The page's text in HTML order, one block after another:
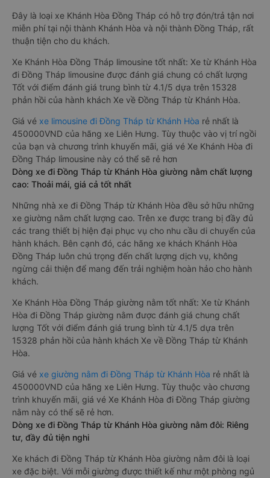
Đây là loại xe Khánh Hòa Đồng Tháp có hỗ trợ đón/trả tận nơi
miễn phí tại nội thành Khánh Hòa và nội thành Đồng Tháp, rất
thuận tiện cho du khách.
Xe Khánh Hòa Đồng Tháp limousine tốt nhất: Xe từ Khánh Hòa
đi Đồng Tháp limousine được đánh giá chung có chất lượng
Tốt với điểm đánh giá trung bình từ 4.1/5 dựa trên 15328
phản hồi của hành khách Xe về Đồng Tháp từ Khánh Hòa.
Giá vé xe limousine đi Đồng Tháp từ Khánh Hòa rẻ nhất là
450000VND của hãng xe Liên Hưng. Tùy thuộc vào vị trí ngồi
của bạn và chương trình khuyến mãi, giá vé Xe Khánh Hòa đi
Đồng Tháp limousine này có thể sẽ rẻ hơn
Dòng xe đi Đồng Tháp từ Khánh Hòa giường nằm chất lượng
cao: Thoải mái, giá cả tốt nhất
Những nhà xe đi Đồng Tháp từ Khánh Hòa đều sở hữu những
xe giường nằm chất lượng cao. Trên xe được trang bị đầy đủ
các trang thiết bị hiện đại phục vụ cho nhu cầu di chuyển của
hành khách. Bên cạnh đó, các hãng xe khách Khánh Hòa
Đồng Tháp luôn chú trọng đến chất lượng dịch vụ, không
ngừng cải thiện để mang đến trải nghiệm hoàn hảo cho hành
khách.
Xe Khánh Hòa Đồng Tháp giường nằm tốt nhất: Xe từ Khánh
Hòa đi Đồng Tháp giường nằm được đánh giá chung chất
lượng Tốt với điểm đánh giá trung bình từ 4.1/5 dựa trên
15328 phản hồi của hành khách Xe về Đồng Tháp từ Khánh
Hòa.
Giá vé xe giường nằm đi Đồng Tháp từ Khánh Hòa rẻ nhất là
450000VND của hãng xe Liên Hưng. Tùy thuộc vào chương
trình khuyến mãi, giá vé Xe Khánh Hòa đi Đồng Tháp giường
nằm này có thể sẽ rẻ hơn.
Dòng xe đi Đồng Tháp từ Khánh Hòa giường nằm đôi: Riêng
tư, đầy đủ tiện nghi
Xe khách đi Đồng Tháp từ Khánh Hòa giường nằm đôi là loại
xe đặc biệt. Với mỗi giường được thiết kế như một phòng ngủ